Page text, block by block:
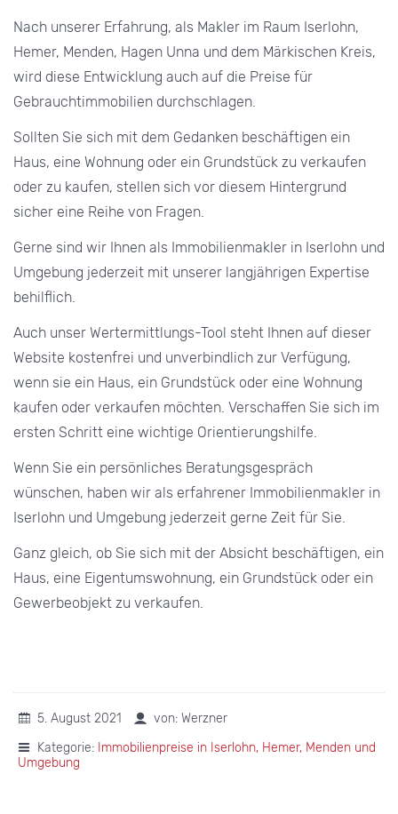
Nach unserer Erfahrung, als Makler im Raum Iserlohn,
Hemer, Menden, Hagen Unna und dem Märkischen Kreis,
wird diese Entwicklung auch auf die Preise für
Gebrauchtimmobilien durchschlagen.
Sollten Sie sich mit dem Gedanken beschäftigen ein
Haus, eine Wohnung oder ein Grundstück zu verkaufen
oder zu kaufen, stellen sich vor diesem Hintergrund
sicher eine Reihe von Fragen.
Gerne sind wir Ihnen als Immobilienmakler in Iserlohn und
Umgebung jederzeit mit unserer langjährigen Expertise
behilflich.
Auch unser Wertermittlungs-Tool steht Ihnen auf dieser
Website kostenfrei und unverbindlich zur Verfügung,
wenn sie ein Haus, ein Grundstück oder eine Wohnung
kaufen oder verkaufen möchten. Verschaffen Sie sich im
ersten Schritt eine wichtige Orientierungshilfe.
Wenn Sie ein persönliches Beratungsgespräch
wünschen, haben wir als erfahrener Immobilienmakler in
Iserlohn und Umgebung jederzeit gerne Zeit für Sie.
Ganz gleich, ob Sie sich mit der Absicht beschäftigen, ein
Haus, eine Eigentumswohnung, ein Grundstück oder ein
Gewerbeobjekt zu verkaufen.
5. August 2021
von: Werzner
Kategorie: Immobilienpreise in Iserlohn, Hemer, Menden und
Umgebung